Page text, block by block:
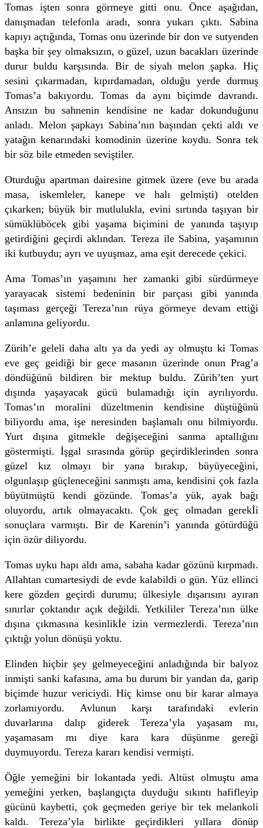
Tomas işten sonra görmeye gitti onu. Önce aşağıdan,
danışmadan telefonla aradı, sonra yukarı çıktı. Sabina
kapıyı açtığında, Tomas onu üzerinde bir don ve sutyenden
başka bir şey olmaksızın, o güzel, uzun bacakları üzerinde
durur buldu karşısında. Bir de siyah melon şapka. Hiç
sesini çıkarmadan, kıpırdamadan, olduğu yerde durmuş
Tomas’a bakıyordu. Tomas da aynı biçimde davrandı.
Ansızın bu sahnenin kendisine ne kadar dokunduğunu
anladı. Melon şapkayı Sabina’nın başından çekti aldı ve
yatağın kenarındaki komodinin üzerine koydu. Sonra tek
bir söz bile etmeden seviştiler.
Oturduğu apartman dairesine gitmek üzere (eve bu arada
masa, iskemleler, kanepe ve halı gelmişti) otelden
çıkarken; büyük bir mutlulukla, evini sırtında taşıyan bir
sümüklüböcek gibi yaşama biçimini de yanında taşıyıp
getirdiğini geçirdi aklından. Tereza ile Sabina, yaşamının
iki kutbuydu; ayrı ve uyuşmaz, ama eşit derecede çekici.
Ama Tomas’ın yaşamını her zamanki gibi sürdürmeye
yarayacak sistemi bedeninin bir parçası gibi yanında
taşıması gerçeği Tereza’nın rüya görmeye devam ettiği
anlamına geliyordu.
Zürih’e geleli daha altı ya da yedi ay olmuştu ki Tomas
eve geç geidiği bir gece masanın üzerinde onun Prag’a
döndüğünü bildiren bir mektup buldu. Zürih’ten yurt
dışında yaşayacak gücü bulamadığı için ayrılıyordu.
Tomas’ın moralini düzeltmenin kendisine düştüğünü
biliyordu ama, işe neresinden başlamalı onu bilmiyordu.
Yurt dışına gitmekle değişeceğini sanma aptallığını
göstermişti. İşgal sırasında görüp geçirdiklerinden sonra
güzel kız olmayı bir yana bırakıp, büyüyeceğini,
olgunlaşıp güçleneceğini sanmıştı ama, kendisini çok fazla
büyütmüştü kendi gözünde. Tomas’a yük, ayak bağı
oluyordu, artık olmayacaktı. Çok geç olmadan gerekİi
sonuçlara varmıştı. Bir de Karenin’i yanında götürdüğü
için özür diliyordu.
Tomas uyku hapı aldı ama, sabaha kadar gözünü kırpmadı.
Allahtan cumartesiydi de evde kalabildi o gün. Yüz ellinci
kere gözden geçirdi durumu; ülkesiyle dışarısını ayıran
sınırlar çoktandır açık değildi. Yetkililer Tereza’nın ülke
dışına çıkmasına kesinlikİe izin vermezlerdi. Tereza’nın
çıktığı yolun dönüşü yoktu.
Elinden hiçbir şey gelmeyeceğini anladığında bir balyoz
inmişti sanki kafasına, ama bu durum bir yandan da, garip
biçimde huzur vericiydi. Hiç kimse onu bir karar almaya
zorlamıyordu. Avlunun karşı tarafındaki evlerin
duvarlarına dalıp giderek Tereza’yla yaşasam mı,
yaşamasam mı diye kara kara düşünme gereği
duymuyordu. Tereza kararı kendisi vermişti.
Öğle yemeğini bir lokantada yedi. Altüst olmuştu ama
yemeğini yerken, başlangıçta duyduğu sıkıntı hafifleyip
gücünü kaybetti, çok geçmeden geriye bir tek melankoli
kaldı. Tereza’yla birlikte geçirdikleri yıllara dönüp